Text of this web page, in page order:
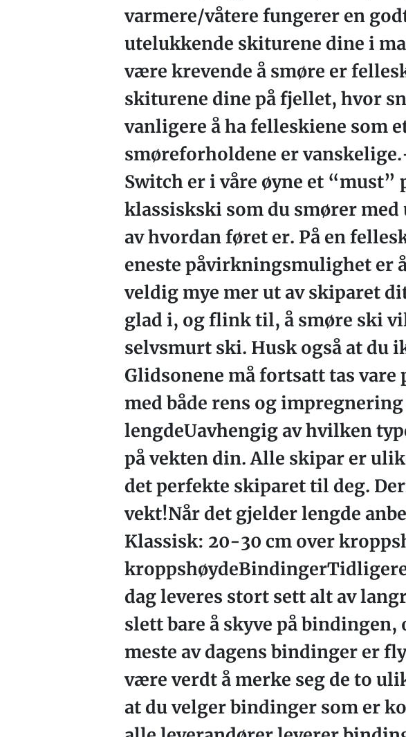
varmere/våtere fungerer en
utelukkende skiturene dine i
være krevende å smøre er
skiturene dine på fjellet, hvor
vanligere å ha felleskiene som
smøreforholdene er
Switch er i våre øyne et
klassiskski som du smører
av hvordan føret er. På en
eneste påvirkningsmulighet er
veldig mye mer ut av skiparet
glad i, og flink til, å smøre ski
selvsmurt ski. Husk også at du
Glidsonene må fortsatt tas
med både rens og
lengdeUavhengig av hvilken
på vekten din. Alle skipar er
det perfekte skiparet til deg.
vekt!Når det gjelder lengde
Klassisk: 20-30 cm over
dag leveres stort sett alt av
slett bare å skyve på
meste av dagens bindinger er
være verdt å merke seg de to
at du velger bindinger som er